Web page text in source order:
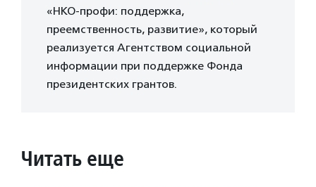
«НКО-профи: поддержка,
преемственность, развитие», который
реализуется Агентством социальной
информации при поддержке Фонда
президентских грантов.
Читать еще